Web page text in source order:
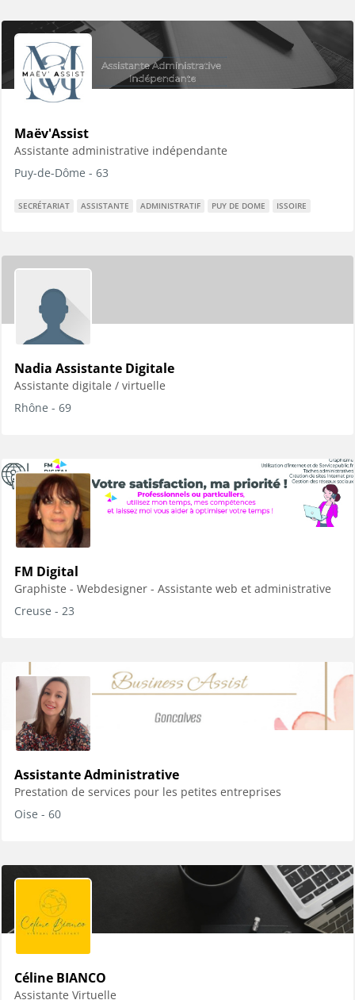
Maëv'Assist
Assistante administrative indépendante
Puy-de-Dôme - 63
SECRÉTARIAT ASSISTANTE ADMINISTRATIF PUY DE DOME ISSOIRE
Nadia Assistante Digitale
Assistante digitale / virtuelle
Rhône - 69
FM Digital
Graphiste - Webdesigner - Assistante web et administrative
Creuse - 23
Assistante Administrative
Prestation de services pour les petites entreprises
Oise - 60
Céline BIANCO
Assistante Virtuelle